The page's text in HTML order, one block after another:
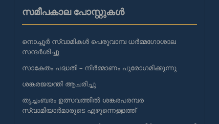
സമീപകാല പോസ്റ്റുകൾ
നൊച്ചൂർ സ്വാമികൾ പെരുവാമ്പ ധർമ്മഗോശാല
സന്ദർശിച്ചു
സാകേതം പദ്ധതി – നിർമ്മാണം പുരോഗമിക്കുന്നു
ശങ്കരജയന്തി ആചരിച്ചു
തൃച്ചംബരം ഉത്സവത്തിൽ ശങ്കരപരമ്പര
സ്വാമിയാർമാരുടെ എഴുന്നെള്ളത്ത്